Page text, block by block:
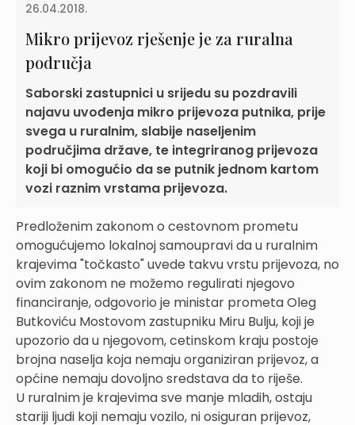
26.04.2018.
Mikro prijevoz rješenje je za ruralna
područja
Saborski zastupnici u srijedu su pozdravili
najavu uvođenja mikro prijevoza putnika, prije
svega u ruralnim, slabije naseljenim
područjima države, te integriranog prijevoza
koji bi omogućio da se putnik jednom kartom
vozi raznim vrstama prijevoza.
Predloženim zakonom o cestovnom prometu
omogućujemo lokalnoj samoupravi da u ruralnim
krajevima "točkasto" uvede takvu vrstu prijevoza, no
ovim zakonom ne možemo regulirati njegovo
financiranje, odgovorio je ministar prometa Oleg
Butkoviću Mostovom zastupniku Miru Bulju, koji je
upozorio da u njegovom, cetinskom kraju postoje
brojna naselja koja nemaju organiziran prijevoz, a
općine nemaju dovoljno sredstava da to riješe.
U ruralnim je krajevima sve manje mladih, ostaju
stariji ljudi koji nemaju vozilo, ni osiguran prijevoz,